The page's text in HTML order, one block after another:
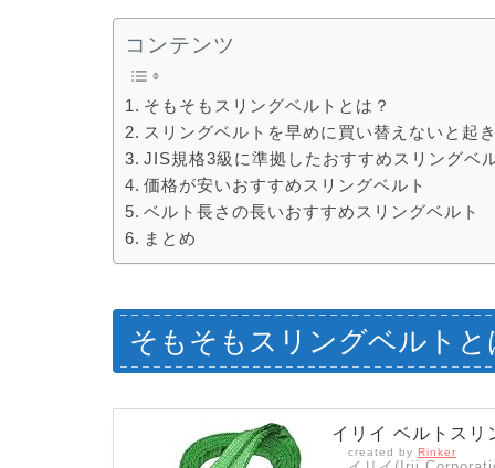
コンテンツ
そもそもスリングベルトとは？
スリングベルトを早めに買い替えないと起
JIS規格3級に準拠したおすすめスリングベ
価格が安いおすすめスリングベルト
ベルト長さの長いおすすめスリングベルト
まとめ
そもそもスリングベルトと
イリイ ベルトス
created by Rinker